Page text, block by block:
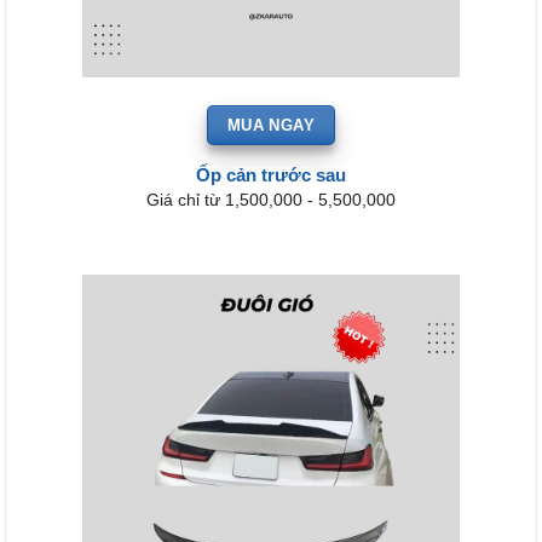
MUA NGAY
Ốp cản trước sau
Giá chỉ từ 1,500,000 - 5,500,000